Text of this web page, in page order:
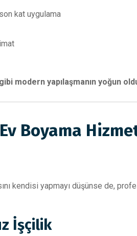
kat uygulama
modern yapılaşmanın yoğun
Boyama
kendisi yapmayı düşünse de,
İşçilik